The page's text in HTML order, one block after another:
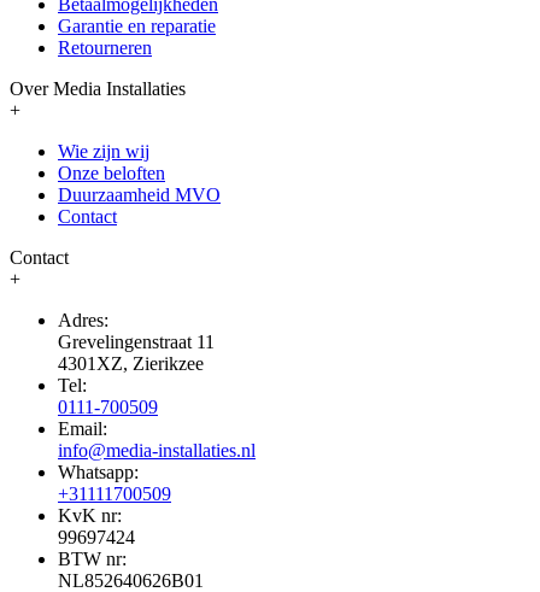
Garantie en reparatie
Retourneren
Over Media Installaties
+
Wie zijn wij
Onze beloften
Duurzaamheid MVO
Contact
Contact
+
Adres:
Grevelingenstraat 11
4301XZ, Zierikzee
Tel:
0111-700509
Email:
info@media-installaties.nl
Whatsapp:
+31111700509
KvK nr:
99697424
BTW nr:
NL852640626B01